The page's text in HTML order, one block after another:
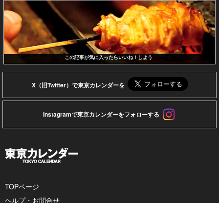
この記事が気に入ったらいいね！しよう
X（旧Twitter）で東京カレンダーを
Instagramで東京カレンダーをフォローする
TOPページ
ヘルプ・お問合せ